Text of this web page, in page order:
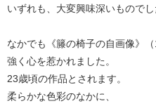
いずれも、大変興味深いもので
なかでも《籐の椅子の自画像》（
強く心を惹かれました。
23歳頃の作品とされます。
柔らかな色彩のなかに、